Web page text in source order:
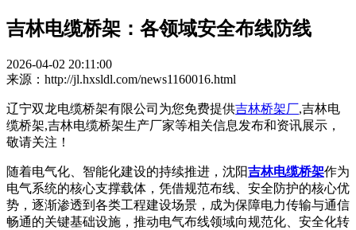
吉林电缆桥架：各领域安全布线防线
2026-04-02 20:11:00
来源：http://jl.hxsldl.com/news1160016.html
辽宁双龙电缆桥架有限公司为您免费提供吉林桥架厂,吉林电
缆桥架,吉林电缆桥架生产厂家等相关信息发布和资讯展示，
敬请关注！
随着电气化、智能化建设的持续推进，沈阳吉林电缆桥架作为
电气系统的核心支撑载体，凭借规范布线、安全防护的核心优
势，逐渐渗透到各类工程建设场景，成为保障电力传输与通信
畅通的关键基础设施，推动电气布线领域向规范化、安全化转